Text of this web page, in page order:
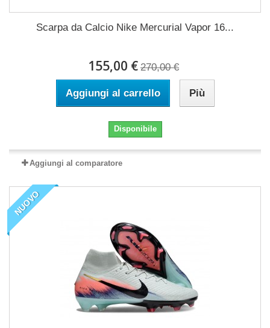
Scarpa da Calcio Nike Mercurial Vapor 16...
155,00 € 270,00 €
Aggiungi al carrello Più
Disponibile
Aggiungi al comparatore
NUOVO